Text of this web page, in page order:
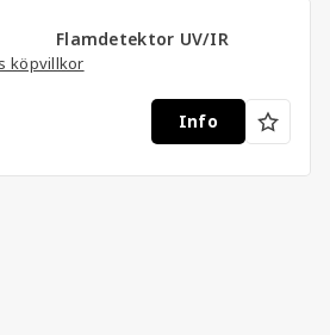
Flamdetektor UV/IR
köpvillkor
Info